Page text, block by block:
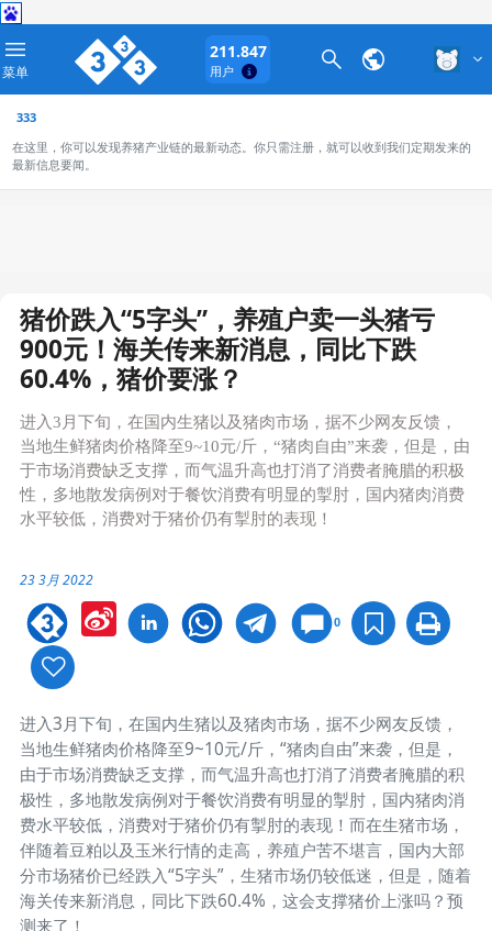
菜单
211.847
用户
333
在这里，你可以发现养猪产业链的最新动态。你只需注册，就可以收到我们定期发来的
最新信息要闻。
猪价跌入“5字头”，养殖户卖一头猪亏
900元！海关传来新消息，同比下跌
60.4%，猪价要涨？
进入3月下旬，在国内生猪以及猪肉市场，据不少网友反馈，
当地生鲜猪肉价格降至9~10元/斤，“猪肉自由”来袭，但是，由
于市场消费缺乏支撑，而气温升高也打消了消费者腌腊的积极
性，多地散发病例对于餐饮消费有明显的掣肘，国内猪肉消费
水平较低，消费对于猪价仍有掣肘的表现！
23 3月 2022
Sina
Weibo
0
进入3月下旬，在国内生猪以及猪肉市场，据不少网友反馈，
当地生鲜猪肉价格降至9~10元/斤，“猪肉自由”来袭，但是，
由于市场消费缺乏支撑，而气温升高也打消了消费者腌腊的积
极性，多地散发病例对于餐饮消费有明显的掣肘，国内猪肉消
费水平较低，消费对于猪价仍有掣肘的表现！而在生猪市场，
伴随着豆粕以及玉米行情的走高，养殖户苦不堪言，国内大部
分市场猪价已经跌入“5字头”，生猪市场仍较低迷，但是，随着
海关传来新消息，同比下跌60.4%，这会支撑猪价上涨吗？预
测来了！